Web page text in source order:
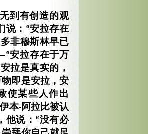
到有创造的观
说：“安拉存在
非穆斯林早已
安拉存在于万
拉是真实的，
即是安拉，安
使某些人作出
本·阿拉比被认
他说：“没有必